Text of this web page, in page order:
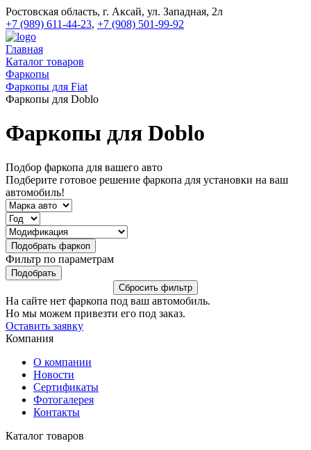
Ростовская область, г. Аксай, ул. Западная, 2л
+7 (989) 611-44-23, +7 (908) 501-99-92
Главная
Каталог товаров
Фаркопы
Фаркопы для Fiat
Фаркопы для Doblo
Фаркопы для Doblo
Подбор фаркопа для вашего авто
Подберите готовое решение фаркопа для установки на ваш
автомобиль!
Фильтр по параметрам
На сайте нет фаркопа под ваш автомобиль.
Но мы можем привезти его под заказ.
Оставить заявку
Компания
О компании
Новости
Сертификаты
Фотогалерея
Контакты
Каталог товаров